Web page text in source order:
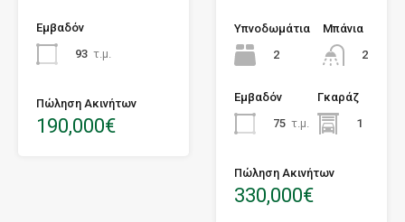
Eμβαδόν
93 τ.μ.
Πώληση Ακινήτων
190,000€
Υπνοδωμάτια
2
Μπάνια
2
Eμβαδόν
75 τ.μ.
Γκαράζ
1
Πώληση Ακινήτων
330,000€